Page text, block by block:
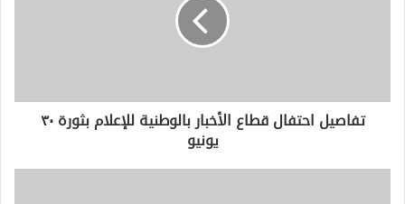
ر
تفاصيل احتفال قطاع الأخبار بالوطنية للإعلام بثورة ٣٠
يونيو